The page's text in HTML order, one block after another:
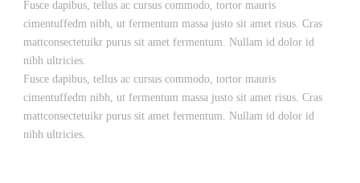
Fusce dapibus, tellus ac cursus commodo, tortor mauris
cimentuffedm nibh, ut fermentum massa justo sit amet risus. Cras
mattconsectetuikr purus sit amet fermentum. Nullam id dolor id
nibh ultricies.
Fusce dapibus, tellus ac cursus commodo, tortor mauris
cimentuffedm nibh, ut fermentum massa justo sit amet risus. Cras
mattconsectetuikr purus sit amet fermentum. Nullam id dolor id
nibh ultricies.